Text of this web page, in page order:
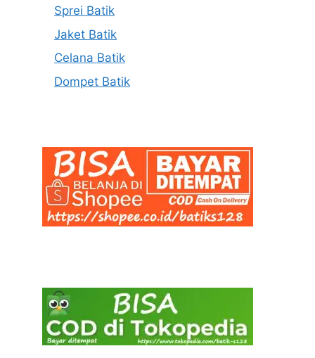
Sprei Batik
Jaket Batik
Celana Batik
Dompet Batik